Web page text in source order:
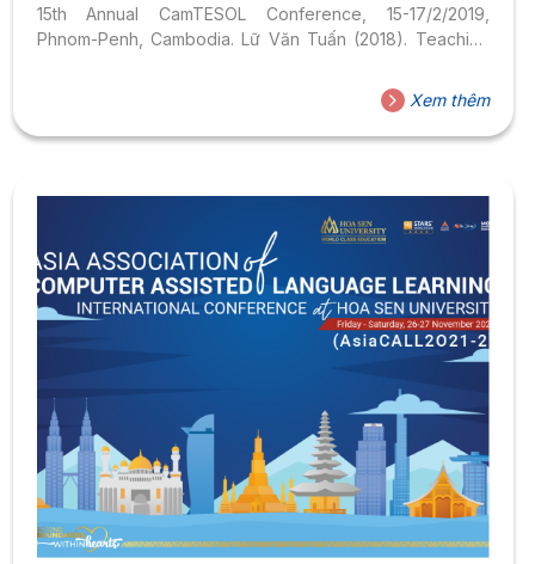
15th Annual CamTESOL Conference, 15-17/2/2019,
Phnom-Penh, Cambodia. Lữ Văn Tuấn (2018). Teaching
Paper presented at the Research Symposium of the 14th
Annual CamTESOL Conference, 09-11/2/2018, Phnom-
Penh, Cambodia. Denis-Delacour Christopher (2017).
City/Vietnam. Denis-Delacour Christopher (2017). Great
Expectations and Higher Education in Vietnam/Cultural
understanding of Vietnamese students’ needs. WACE...
Xem thêm